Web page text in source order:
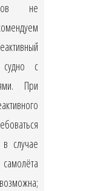
не
судно с
При
в случае